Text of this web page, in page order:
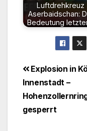
Luftdrehkreuz
Aserbaidschan:
Bedeutung
Explosion in
Innenstadt –
gesperrt